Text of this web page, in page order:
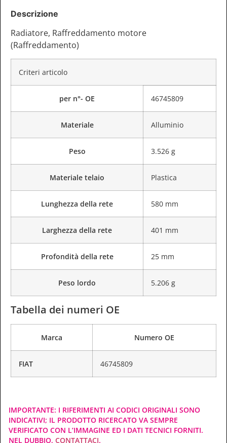
Descrizione
Radiatore, Raffreddamento motore
(Raffreddamento)
Criteri articolo
per n°- OE 46745809
Materiale Alluminio
Peso 3.526 g
Materiale telaio Plastica
Lunghezza della rete 580 mm
Larghezza della rete 401 mm
Profondità della rete 25 mm
Peso lordo 5.206 g
Tabella dei numeri OE
Marca Numero OE
FIAT 46745809
IMPORTANTE: I RIFERIMENTI AI CODICI ORIGINALI SONO
INDICATIVI; IL PRODOTTO RICERCATO VA SEMPRE
VERIFICATO CON L’IMMAGINE ED I DATI TECNICI FORNITI.
NEL DUBBIO, CONTATTACI.